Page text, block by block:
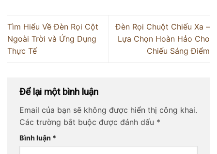
Tìm Hiểu Về Đèn Rọi Cột
Ngoài Trời và Ứng Dụng
Thực Tế
Đèn Rọi Chuột Chiếu Xa –
Lựa Chọn Hoàn Hảo Cho
Chiếu Sáng Điểm
Để lại một bình luận
Email của bạn sẽ không được hiển thị công khai.
Các trường bắt buộc được đánh dấu *
Bình luận *